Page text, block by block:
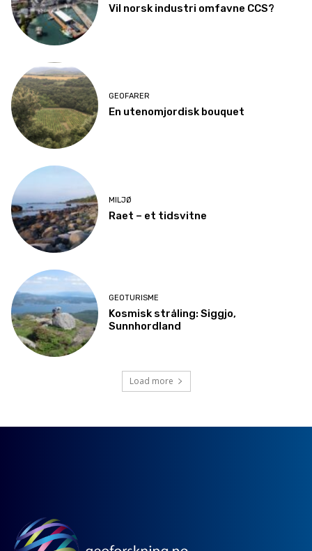
Vil norsk industri omfavne CCS?
GEOFARER
En utenomjordisk bouquet
MILJØ
Raet – et tidsvitne
GEOTURISME
Kosmisk stråling: Siggjo,
Sunnhordland
Load more